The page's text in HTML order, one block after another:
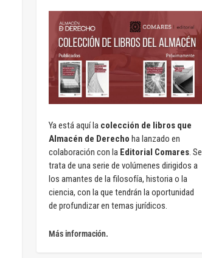
Ya está aquí la colección de libros que
Almacén de Derecho ha lanzado en
colaboración con la Editorial Comares. Se
trata de una serie de volúmenes dirigidos a
los amantes de la filosofía, historia o la
ciencia, con la que tendrán la oportunidad
de profundizar en temas jurídicos.
Más información.